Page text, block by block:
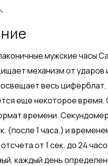
мужские часы
механизм от
весь циферблат,
еще некоторое время.
времени. Секундомер
(после 1 часа.) и
от 1 сек. до 24
каждый день